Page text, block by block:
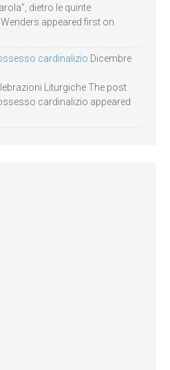
dietro le quinte
appeared first on
cardinalizio Dicembre
Liturgiche The post
cardinalizio appeared